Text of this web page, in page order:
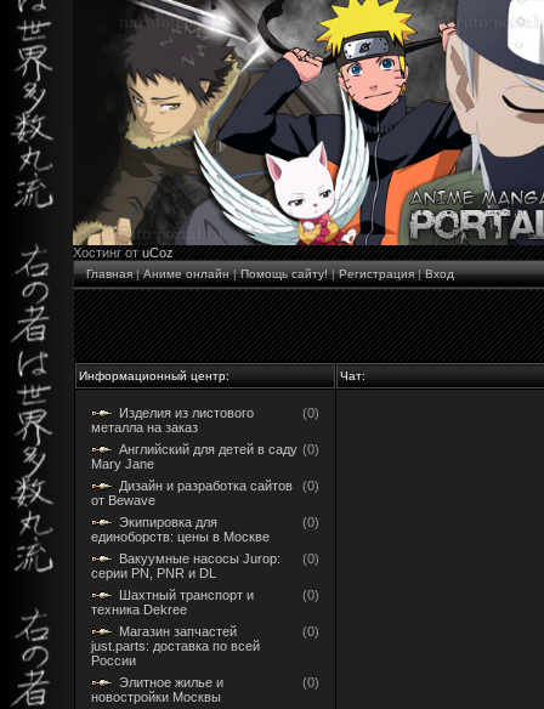
Хостинг отuCoz
Главная|Аниме онлайн|Помощь сайту!|Регистрация|Вход
Информационный центр: Чат:
Изделия из листового
металла на заказ
(0)
Английский для детей в саду
Mary Jane
(0)
Дизайн и разработка сайтов
от Bewave
(0)
Экипировка для
единоборств: цены в Москве
(0)
Вакуумные насосы Jurop:
серии PN, PNR и DL
(0)
Шахтный транспорт и
техника Dekree
(0)
Магазин запчастей
just.parts: доставка по всей
России
(0)
Элитное жилье и
новостройки Москвы
(0)